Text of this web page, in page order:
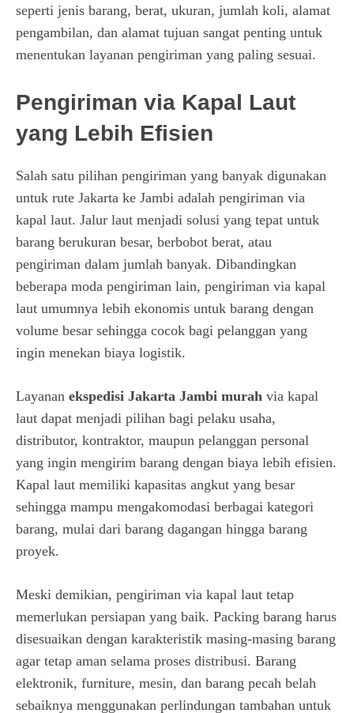
seperti jenis barang, berat, ukuran, jumlah koli, alamat
pengambilan, dan alamat tujuan sangat penting untuk
menentukan layanan pengiriman yang paling sesuai.
Pengiriman via Kapal Laut
yang Lebih Efisien
Salah satu pilihan pengiriman yang banyak digunakan
untuk rute Jakarta ke Jambi adalah pengiriman via
kapal laut. Jalur laut menjadi solusi yang tepat untuk
barang berukuran besar, berbobot berat, atau
pengiriman dalam jumlah banyak. Dibandingkan
beberapa moda pengiriman lain, pengiriman via kapal
laut umumnya lebih ekonomis untuk barang dengan
volume besar sehingga cocok bagi pelanggan yang
ingin menekan biaya logistik.
Layanan ekspedisi Jakarta Jambi murah via kapal
laut dapat menjadi pilihan bagi pelaku usaha,
distributor, kontraktor, maupun pelanggan personal
yang ingin mengirim barang dengan biaya lebih efisien.
Kapal laut memiliki kapasitas angkut yang besar
sehingga mampu mengakomodasi berbagai kategori
barang, mulai dari barang dagangan hingga barang
proyek.
Meski demikian, pengiriman via kapal laut tetap
memerlukan persiapan yang baik. Packing barang harus
disesuaikan dengan karakteristik masing-masing barang
agar tetap aman selama proses distribusi. Barang
elektronik, furniture, mesin, dan barang pecah belah
sebaiknya menggunakan perlindungan tambahan untuk